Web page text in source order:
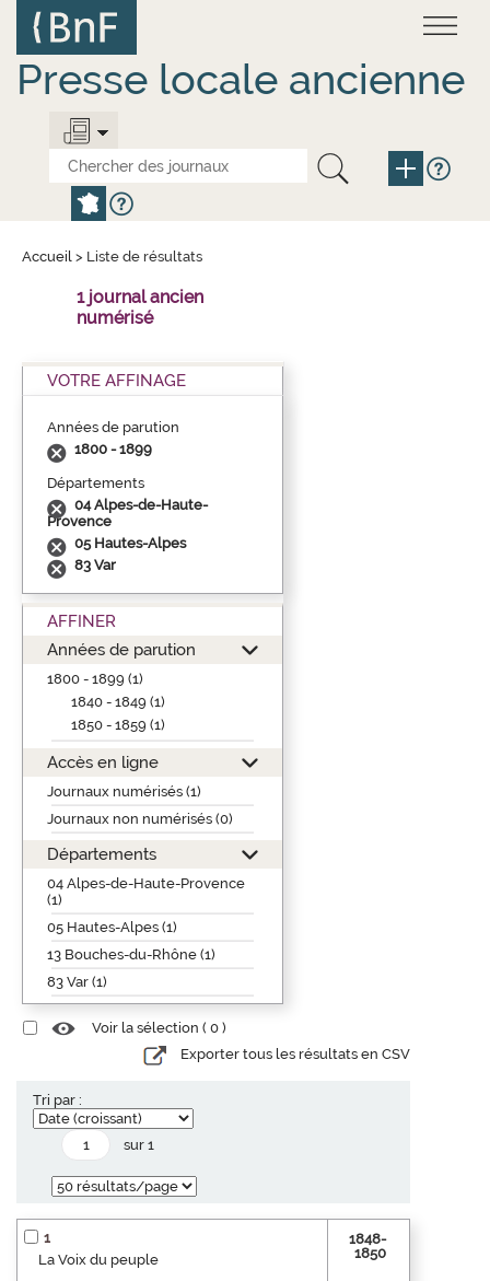
contenu
principal
Presse locale ancienne
Accueil > Liste de résultats
1 journal ancien
numérisé
VOTRE AFFINAGE
Années de parution
1800 - 1899
Départements
04 Alpes-de-Haute-
Provence
05 Hautes-Alpes
83 Var
AFFINER
Années de parution
1800 - 1899 (1)
1840 - 1849 (1)
1850 - 1859 (1)
Accès en ligne
Journaux numérisés (1)
Journaux non numérisés (0)
Départements
04 Alpes-de-Haute-Provence
(1)
05 Hautes-Alpes (1)
13 Bouches-du-Rhône (1)
83 Var (1)
Voir la sélection ( 0 )
Exporter tous les résultats en CSV
Tri par :
sur 1
1
La Voix du peuple
1848-
1850
Panneau de gestion des cookies